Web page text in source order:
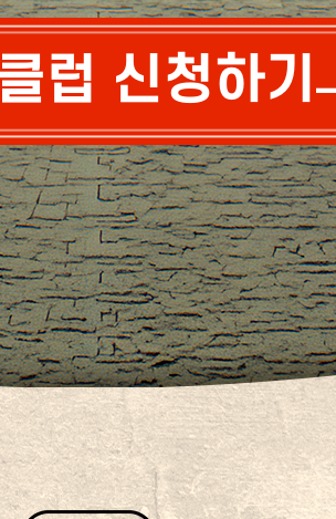
럽 신청하기